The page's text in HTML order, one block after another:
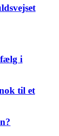
fælg i
til et